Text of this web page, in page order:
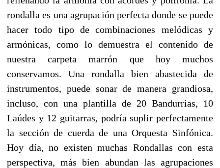
rondalla es una agrupación perfecta donde se puede
hacer todo tipo de combinaciones melódicas y
armónicas, como lo demuestra el contenido de
nuestra carpeta marrón que hoy muchos
conservamos. Una rondalla bien abastecida de
instrumentos, puede sonar de manera grandiosa,
incluso, con una plantilla de 20 Bandurrias, 10
Laúdes y 12 guitarras, podría suplir perfectamente
la sección de cuerda de una Orquesta Sinfónica.
Hoy día, no existen muchas Rondallas con esta
perspectiva, más bien abundan las agrupaciones